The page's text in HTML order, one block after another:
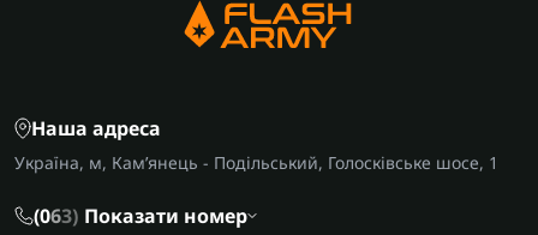
Наша адреса
Україна, м, Кам’янець - Подільський, Голосківське шосе, 1
(063) Показати номер